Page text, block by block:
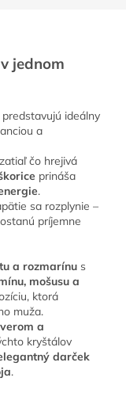
jednom
predstavujú ideálny
a
čo hrejivá
prináša
.
sa rozplynie –
príjemne
a rozmarínu s
mošusu a
ktorá
muža.
a
kryštálov
darček
.